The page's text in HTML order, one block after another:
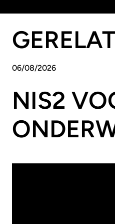
06/08/2026
NIS2